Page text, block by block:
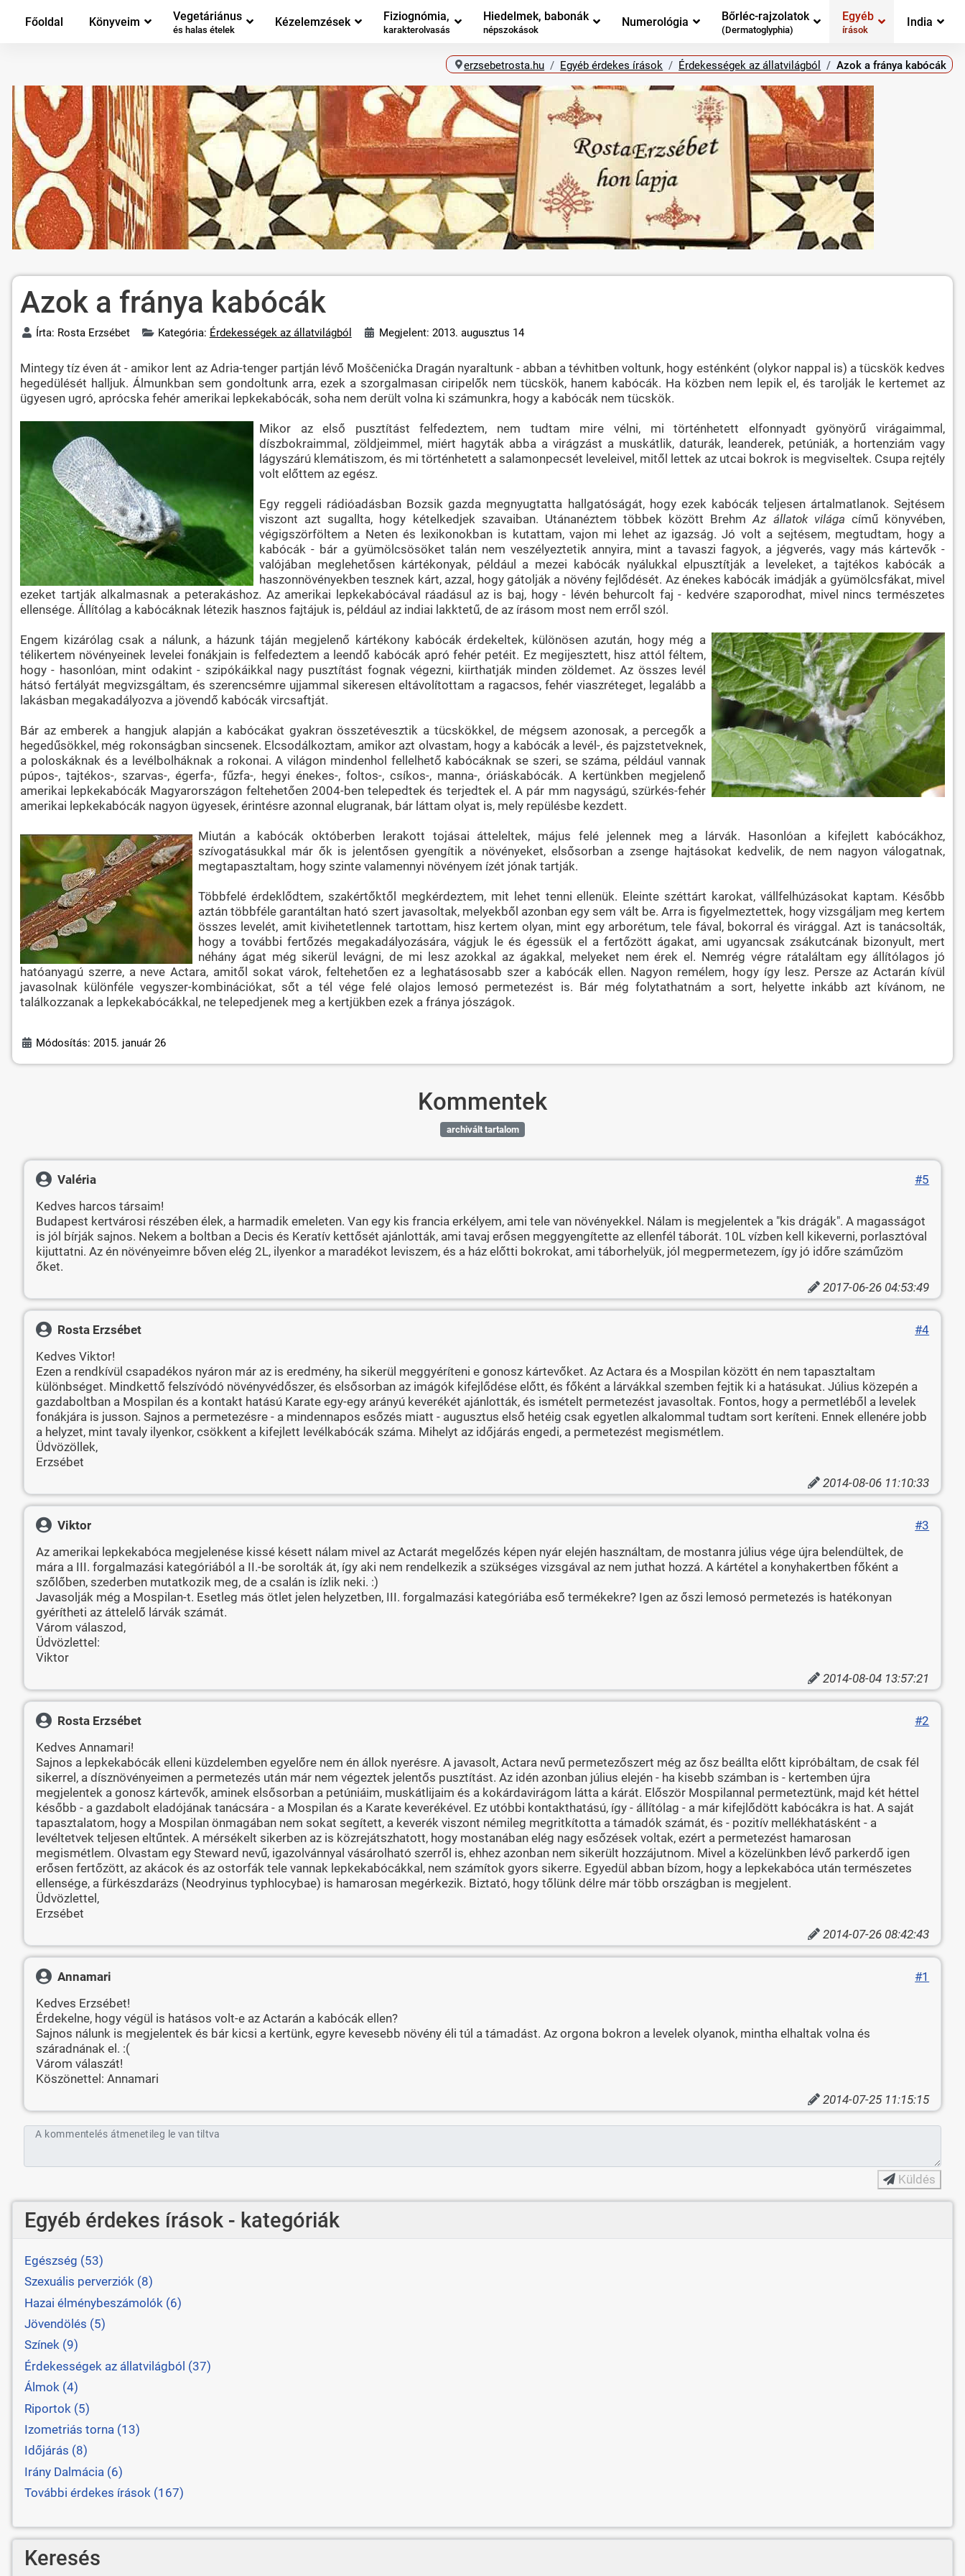
Főoldal Könyveim Vegetáriánus
és halas ételek
Kézelemzések Fiziognómia,
karakterolvasás
Hiedelmek, babonák
népszokások
Numerológia Bőrléc-rajzolatok
(Dermatoglyphia)
Egyéb
írások
India
erzsebetrosta.hu Egyéb érdekes írások Érdekességek az állatvilágból Azok a fránya kabócák
Azok a fránya kabócák
Írta: Rosta Erzsébet Kategória: Érdekességek az állatvilágból Megjelent: 2013. augusztus 14
Mintegy tíz éven át - amikor lent az Adria-tenger partján lévő Moščenićka Dragán nyaraltunk - abban a tévhitben voltunk, hogy esténként (olykor nappal is) a tücskök kedves
hegedülését halljuk. Álmunkban sem gondoltunk arra, ezek a szorgalmasan ciripelők nem tücskök, hanem kabócák. Ha közben nem lepik el, és tarolják le kertemet az
ügyesen ugró, aprócska fehér amerikai lepkekabócák, soha nem derült volna ki számunkra, hogy a kabócák nem tücskök.
Mikor az első pusztítást felfedeztem, nem tudtam mire vélni, mi történhetett elfonnyadt gyönyörű virágaimmal,
díszbokraimmal, zöldjeimmel, miért hagyták abba a virágzást a muskátlik, daturák, leanderek, petúniák, a hortenziám vagy
lágyszárú klemátiszom, és mi történhetett a salamonpecsét leveleivel, mitől lettek az utcai bokrok is megviseltek. Csupa rejtély
volt előttem az egész.
Egy reggeli rádióadásban Bozsik gazda megnyugtatta hallgatóságát, hogy ezek kabócák teljesen ártalmatlanok. Sejtésem
viszont azt sugallta, hogy kételkedjek szavaiban. Utánanéztem többek között BrehmAz állatok világa című könyvében,
végigszörföltem a Neten és lexikonokban is kutattam, vajon mi lehet az igazság. Jó volt a sejtésem, megtudtam, hogy a
kabócák - bár a gyümölcsösöket talán nem veszélyeztetik annyira, mint a tavaszi fagyok, a jégverés, vagy más kártevők -
valójában meglehetősen kártékonyak, például a mezei kabócák nyálukkal elpusztítják a leveleket, a tajtékos kabócák a
haszonnövényekben tesznek kárt, azzal, hogy gátolják a növény fejlődését. Az énekes kabócák imádják a gyümölcsfákat, mivel
ezeket tartják alkalmasnak a peterakáshoz. Az amerikai lepkekabócával ráadásul az is baj, hogy - lévén behurcolt faj - kedvére szaporodhat, mivel nincs természetes
ellensége. Állítólag a kabócáknak létezik hasznos fajtájuk is, például az indiai lakktetű, de az írásom most nem erről szól.
Engem kizárólag csak a nálunk, a házunk táján megjelenő kártékony kabócák érdekeltek, különösen azután, hogy még a
télikertem növényeinek levelei fonákjain is felfedeztem a leendő kabócák apró fehér petéit. Ez megijesztett, hisz attól féltem,
hogy - hasonlóan, mint odakint - szipókáikkal nagy pusztítást fognak végezni, kiirthatják minden zöldemet. Az összes levél
hátsó fertályát megvizsgáltam, és szerencsémre ujjammal sikeresen eltávolítottam a ragacsos, fehér viaszréteget, legalább a
lakásban megakadályozva a jövendő kabócák vircsaftját.
Bár az emberek a hangjuk alapján a kabócákat gyakran összetévesztik a tücskökkel, de mégsem azonosak, a percegők a
hegedűsökkel, még rokonságban sincsenek. Elcsodálkoztam, amikor azt olvastam, hogy a kabócák a levél-, és pajzstetveknek,
a poloskáknak és a levélbolháknak a rokonai. A világon mindenhol fellelhető kabócáknak se szeri, se száma, például vannak
púpos-, tajtékos-, szarvas-, égerfa-, fűzfa-, hegyi énekes-, foltos-, csíkos-, manna-, óriáskabócák. A kertünkben megjelenő
amerikai lepkekabócák Magyarországon feltehetően 2004-ben telepedtek és terjedtek el. A pár mm nagyságú, szürkés-fehér
amerikai lepkekabócák nagyon ügyesek, érintésre azonnal elugranak, bár láttam olyat is, mely repülésbe kezdett.
Miután a kabócák októberben lerakott tojásai átteleltek, május felé jelennek meg a lárvák. Hasonlóan a kifejlett kabócákhoz,
szívogatásukkal már ők is jelentősen gyengítik a növényeket, elsősorban a zsenge hajtásokat kedvelik, de nem nagyon válogatnak,
megtapasztaltam, hogy szinte valamennyi növényem ízét jónak tartják.
Többfelé érdeklődtem, szakértőktől megkérdeztem, mit lehet tenni ellenük. Eleinte széttárt karokat, vállfelhúzásokat kaptam. Később
aztán többféle garantáltan ható szert javasoltak, melyekből azonban egy sem vált be. Arra is figyelmeztettek, hogy vizsgáljam meg kertem
összes levelét, amit kivihetetlennek tartottam, hisz kertem olyan, mint egy arborétum, tele fával, bokorral és virággal. Azt is tanácsolták,
hogy a további fertőzés megakadályozására, vágjuk le és égessük el a fertőzött ágakat, ami ugyancsak zsákutcának bizonyult, mert
néhány ágat még sikerül levágni, de mi lesz azokkal az ágakkal, melyeket nem érek el. Nemrég végre rátaláltam egy állítólagos jó
hatóanyagú szerre, a neve Actara, amitől sokat várok, feltehetően ez a leghatásosabb szer a kabócák ellen. Nagyon remélem, hogy így lesz. Persze az Actarán kívül
javasolnak különféle vegyszer-kombinációkat, sőt a tél vége felé olajos lemosó permetezést is. Bár még folytathatnám a sort, helyette inkább azt kívánom, ne
találkozzanak a lepkekabócákkal, ne telepedjenek meg a kertjükben ezek a fránya jószágok.
Módosítás: 2015. január 26
Kommentek
archivált tartalom
Valéria
#5
Kedves harcos társaim!
Budapest kertvárosi részében élek, a harmadik emeleten. Van egy kis francia erkélyem, ami tele van növényekkel. Nálam is megjelentek a "kis drágák". A magasságot
is jól bírják sajnos. Nekem a boltban a Decis és Keratív kettősét ajánlották, ami tavaj erősen meggyengítette az ellenfél táborát. 10L vízben kell kikeverni, porlasztóval
kijuttatni. Az én növényeimre bőven elég 2L, ilyenkor a maradékot leviszem, és a ház előtti bokrokat, ami táborhelyük, jól megpermetezem, így jó időre száműzöm
őket.
2017-06-26 04:53:49
Rosta Erzsébet
#4
Kedves Viktor!
Ezen a rendkívül csapadékos nyáron már az is eredmény, ha sikerül meggyéríteni e gonosz kártevőket. Az Actara és a Mospilan között én nem tapasztaltam
különbséget. Mindkettő felszívódó növényvédőszer, és elsősorban az imágók kifejlődése előtt, és főként a lárvákkal szemben fejtik ki a hatásukat. Július közepén a
gazdaboltban a Mospilan és a kontakt hatású Karate egy-egy arányú keverékét ajánlották, és ismételt permetezést javasoltak. Fontos, hogy a permetléből a levelek
fonákjára is jusson. Sajnos a permetezésre - a mindennapos esőzés miatt - augusztus első hetéig csak egyetlen alkalommal tudtam sort keríteni. Ennek ellenére jobb
a helyzet, mint tavaly ilyenkor, csökkent a kifejlett levélkabócák száma. Mihelyt az időjárás engedi, a permetezést megismétlem.
Üdvözöllek,
Erzsébet
2014-08-06 11:10:33
Viktor
#3
Az amerikai lepkekabóca megjelenése kissé késett nálam mivel az Actarát megelőzés képen nyár elején használtam, de mostanra július vége újra belendültek, de
mára a III. forgalmazási kategóriából a II.-be sorolták át, így aki nem rendelkezik a szükséges vizsgával az nem juthat hozzá. A kártétel a konyhakertben főként a
szőlőben, szederben mutatkozik meg, de a csalán is ízlik neki. :)
Javasolják még a Mospilan-t. Esetleg más ötlet jelen helyzetben, III. forgalmazási kategóriába eső termékekre? Igen az őszi lemosó permetezés is hatékonyan
gyérítheti az áttelelő lárvák számát.
Várom válaszod,
Üdvözlettel:
Viktor
2014-08-04 13:57:21
Rosta Erzsébet
#2
Kedves Annamari!
Sajnos a lepkekabócák elleni küzdelemben egyelőre nem én állok nyerésre. A javasolt, Actara nevű permetezőszert még az ősz beállta előtt kipróbáltam, de csak fél
sikerrel, a dísznövényeimen a permetezés után már nem végeztek jelentős pusztítást. Az idén azonban július elején - ha kisebb számban is - kertemben újra
megjelentek a gonosz kártevők, aminek elsősorban a petúniáim, muskátlijaim és a kokárdavirágom látta a kárát. Először Mospilannal permeteztünk, majd két héttel
később - a gazdabolt eladójának tanácsára - a Mospilan és a Karate keverékével. Ez utóbbi kontakthatású, így - állítólag - a már kifejlődött kabócákra is hat. A saját
tapasztalatom, hogy a Mospilan önmagában nem sokat segített, a keverék viszont némileg megritkította a támadók számát, és - pozitív mellékhatásként - a
levéltetvek teljesen eltűntek. A mérsékelt sikerben az is közrejátszhatott, hogy mostanában elég nagy esőzések voltak, ezért a permetezést hamarosan
megismétlem. Olvastam egy Steward nevű, igazolvánnyal vásárolható szerről is, ehhez azonban nem sikerült hozzájutnom. Mivel a közelünkben lévő parkerdő igen
erősen fertőzött, az akácok és az ostorfák tele vannak lepkekabócákkal, nem számítok gyors sikerre. Egyedül abban bízom, hogy a lepkekabóca után természetes
ellensége, a fürkészdarázs (Neodryinus typhlocybae) is hamarosan megérkezik. Biztató, hogy tőlünk délre már több országban is megjelent.
Üdvözlettel,
Erzsébet
2014-07-26 08:42:43
Annamari
#1
Kedves Erzsébet!
Érdekelne, hogy végül is hatásos volt-e az Actarán a kabócák ellen?
Sajnos nálunk is megjelentek és bár kicsi a kertünk, egyre kevesebb növény éli túl a támadást. Az orgona bokron a levelek olyanok, mintha elhaltak volna és
száradnának el. :(
Várom válaszát!
Köszönettel: Annamari
2014-07-25 11:15:15
A kommentelés átmenetileg le van tiltva
Küldés
Egyéb érdekes írások - kategóriák
Egészség (53)
Szexuális perverziók (8)
Hazai élménybeszámolók (6)
Jövendölés (5)
Színek (9)
Érdekességek az állatvilágból (37)
Álmok (4)
Riportok (5)
Izometriás torna (13)
Időjárás (8)
Irány Dalmácia (6)
További érdekes írások (167)
Keresés